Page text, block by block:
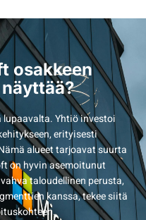
osakkeen
Yhtiö investoi
erityisesti
alueet tarjoavat suurta
on hyvin asemoitunut
taloudellinen perusta,
kanssa, tekee siitä